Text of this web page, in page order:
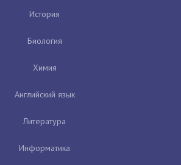
История
Биология
Химия
Английский язык
Литература
Информатика